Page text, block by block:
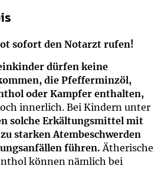
sofort den Notarzt rufen!
dürfen keine
die Pfefferminzöl,
oder Kampfer enthalten,
innerlich. Bei Kindern unter
solche Erkältungsmittel mit
starken Atembeschwerden
führen.Ätherische
können nämlich bei